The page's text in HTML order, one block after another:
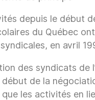
depuis le début
du Québec
en avril
des syndicats
début de la
les activités en